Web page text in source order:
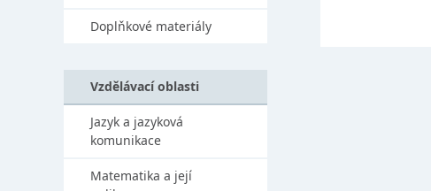
Doplňkové materiály
Vzdělávací oblasti
Jazyk a jazyková
komunikace
Matematika a její